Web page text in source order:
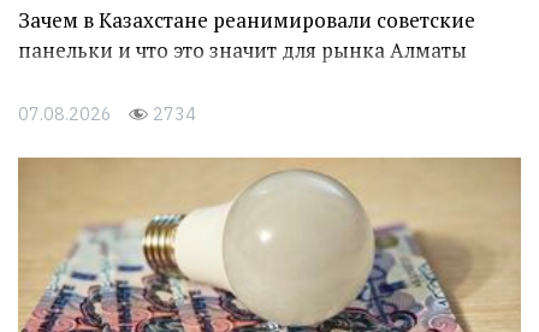
Зачем в Казахстане реанимировали советские
панельки и что это значит для рынка Алматы
07.08.2026 2734